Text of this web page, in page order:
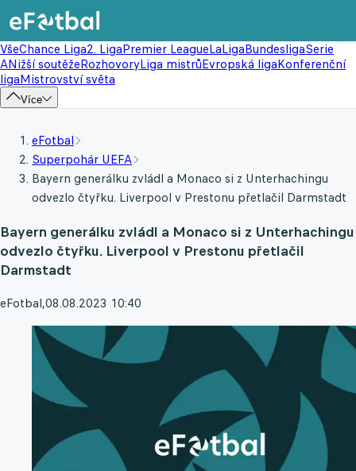
VšeChance Liga2. LigaPremier LeagueLaLigaBundesligaSerie
ANižší soutěžeRozhovoryLiga mistrůEvropská ligaKonferenční
ligaMistrovství světa
Více
eFotbal
Superpohár UEFA
Bayern generálku zvládl a Monaco si z Unterhachingu
odvezlo čtyřku. Liverpool v Prestonu přetlačil Darmstadt
Bayern generálku zvládl a Monaco si z Unterhachingu
odvezlo čtyřku. Liverpool v Prestonu přetlačil
Darmstadt
eFotbal,08.08.2023 10:40